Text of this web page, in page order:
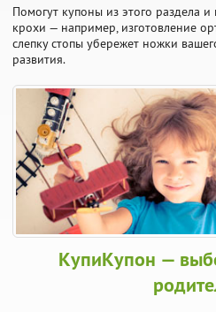
Помогут купоны из этого раздела и
крохи — например, изготовление
слепку стопы убережет ножки
развития.
КупиКупон —